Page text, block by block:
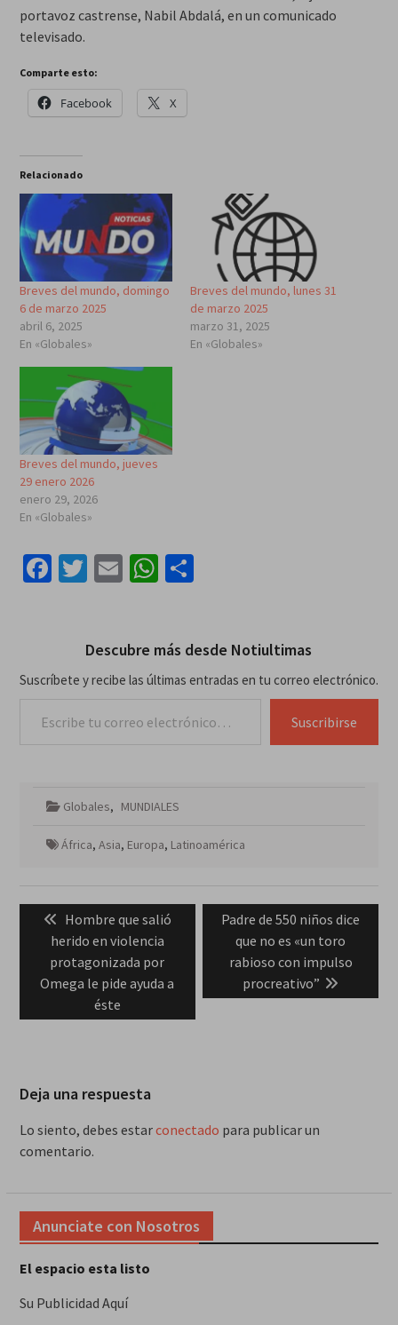
portavoz castrense, Nabil Abdalá, en un comunicado
televisado.
Comparte esto:
Facebook X
Relacionado
Breves del mundo, domingo
6 de marzo 2025
abril 6, 2025
En «Globales»
Breves del mundo, lunes 31
de marzo 2025
marzo 31, 2025
En «Globales»
Breves del mundo, jueves
29 enero 2026
enero 29, 2026
En «Globales»
Facebook
Twitter
EmailWhatsApp
Compartir
Descubre más desde Notiultimas
Suscríbete y recibe las últimas entradas en tu correo electrónico.
Suscribirse
Globales, MUNDIALES
África, Asia, Europa, Latinoamérica
entradas
Previous
post:
Hombre que salió
herido en violencia
protagonizada por
Omega le pide ayuda a
éste
Next
post:
Padre de 550 niños dice
que no es «un toro
rabioso con impulso
procreativo”
Deja una respuesta
Lo siento, debes estarconectado para publicar un
comentario.
Anunciate con Nosotros
El espacio esta listo
Su Publicidad Aquí